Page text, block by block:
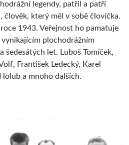
legendy, patřil a patří
člověk, který měl v sobě človíčka.
1943. Veřejnost ho pamatuje
plochodrážním
šedesátých let. Luboš Tomíček,
František Ledecký, Karel
a mnoho dalších.